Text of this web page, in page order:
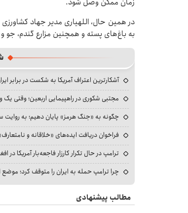
در همین حال، اللهیاری مدیر جهاد
به باغ‌های پسته و همچنین مزارع گندم،
آشکارترین اعتراف آمریکا به شکست در برابر
مجتبی شکوری در راهپیمایی اربعین؛ وقتی یک
چگونه به «جنگ هرمز» پایان دهیم؛ به روایت
فراخوان دریافت ایده‌های «خلاقانه و
ترامپ در حال تکرار کارزار فاجعه‌بار آمریکا در
چرا ترامپ حمله به ایران را متوقف کرد؛
مطالب پیشنهادی